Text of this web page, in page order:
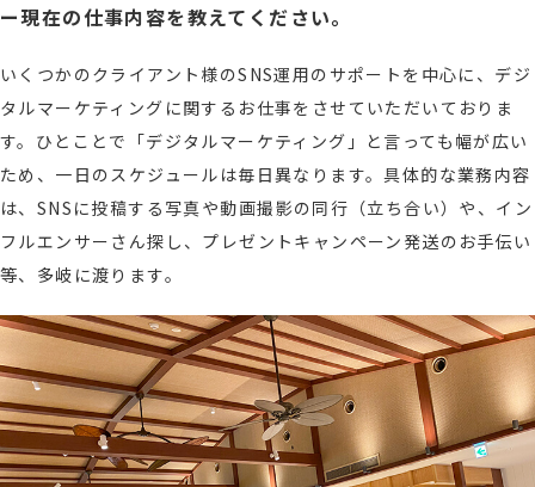
ー現在の仕事内容を教えてください。
いくつかのクライアント様のSNS運用のサポートを中心に、デジ
タルマーケティングに関するお仕事をさせていただいておりま
す。ひとことで「デジタルマーケティング」と言っても幅が広い
ため、一日のスケジュールは毎日異なります。具体的な業務内容
は、SNSに投稿する写真や動画撮影の同行（立ち合い）や、イン
フルエンサーさん探し、プレゼントキャンペーン発送のお手伝い
等、多岐に渡ります。